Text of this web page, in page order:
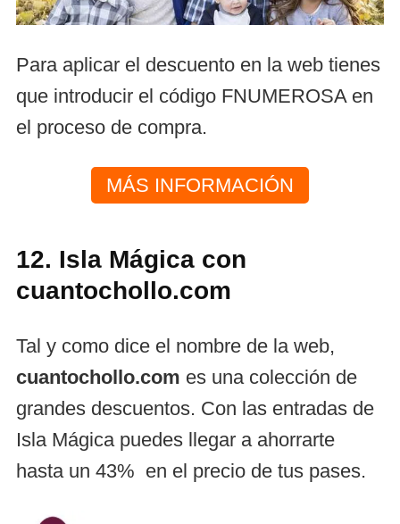
Para aplicar el descuento en la web tienes
que introducir el código FNUMEROSA en
el proceso de compra.
MÁS INFORMACIÓN
12. Isla Mágica con
cuantochollo.com
Tal y como dice el nombre de la web,
cuantochollo.com es una colección de
grandes descuentos. Con las entradas de
Isla Mágica puedes llegar a ahorrarte
hasta un 43% en el precio de tus pases.